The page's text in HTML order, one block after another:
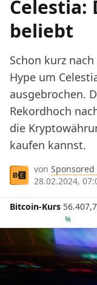
Celestia:
beliebt
Schon kurz
Hype um
ausgebrochen.
Rekordhoch
die
kaufen kannst.
von Sponsored
28.02.2024,
Bitcoin-Kurs
%